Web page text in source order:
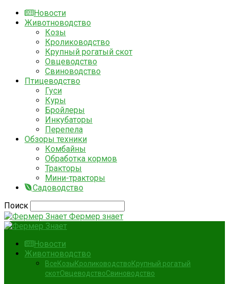
Новости
Животноводство
Козы
Кролиководство
Крупный рогатый скот
Овцеводство
Свиноводство
Птицеводство
Гуси
Куры
Бройлеры
Инкубаторы
Перепела
Обзоры техники
Комбайны
Обработка кормов
Тракторы
Мини-тракторы
Садоводство
Поиск
Фермер знает
Новости
Животноводство
ВсеКозыКролиководствоКрупный рогатый
скотОвцеводствоСвиноводство